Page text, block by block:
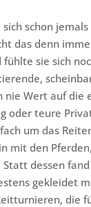
schon
das denn
fühlte sie sich
nie Wert auf die
oder teure
um das
mit den
dessen
gekleidet
die